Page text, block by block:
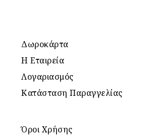
Δωροκάρτα
Η Εταιρεία
Λογαριασμός
Κατάσταση Παραγγελίας
Όροι Χρήσης